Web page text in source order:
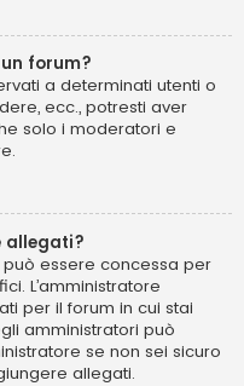
forum?
a determinati utenti o
ecc., potresti aver
solo i moderatori e
allegati?
essere concessa per
L’amministratore
per il forum in cui stai
amministratori può
se non sei sicuro
allegati.